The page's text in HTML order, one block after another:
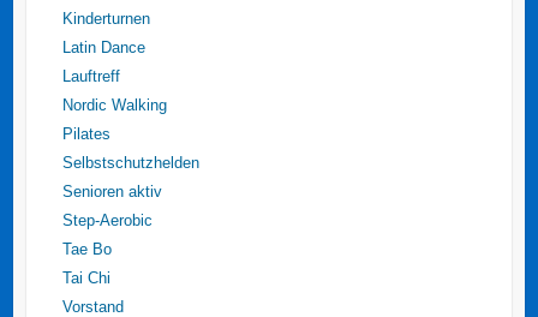
Kinderturnen
Latin Dance
Lauftreff
Nordic Walking
Pilates
Selbstschutzhelden
Senioren aktiv
Step-Aerobic
Tae Bo
Tai Chi
Vorstand